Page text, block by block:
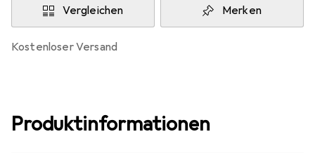
Vergleichen Merken
kostenloser Versand
Produktinformationen